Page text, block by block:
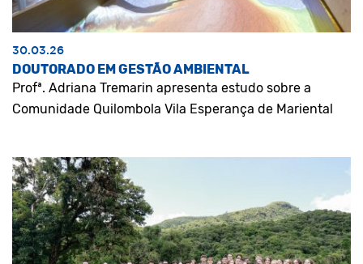
30.03.26
DOUTORADO EM GESTÃO AMBIENTAL
Profª. Adriana Tremarin apresenta estudo sobre a
Comunidade Quilombola Vila Esperança de Mariental